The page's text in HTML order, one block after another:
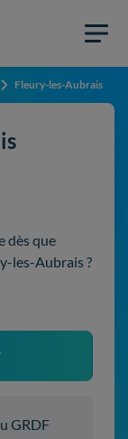
Fleury-les-Aubrais
dès que
les-Aubrais ?
GRDF